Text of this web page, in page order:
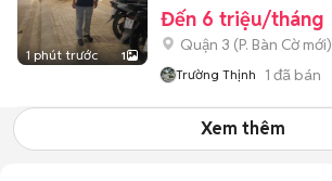
1 phút trước 1
Đến 6 triệu/tháng
Quận 3 (P. Bàn Cờmới)
Trường Thịnh 1 đã bán
Xem thêm